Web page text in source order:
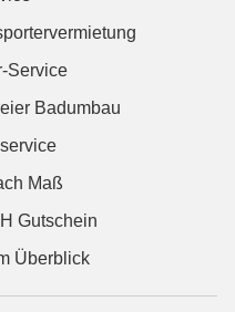
Service
Badumbau
Maß
Gutschein
Überblick